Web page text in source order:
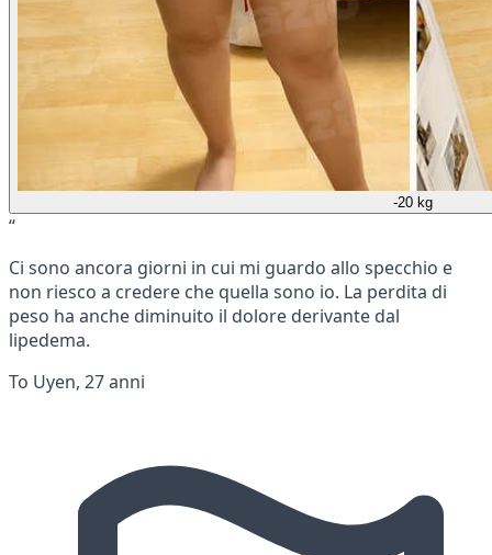
-20 kg
“
Ci sono ancora giorni in cui mi guardo allo specchio e
non riesco a credere che quella sono io. La perdita di
peso ha anche diminuito il dolore derivante dal
lipedema.
To Uyen, 27 anni